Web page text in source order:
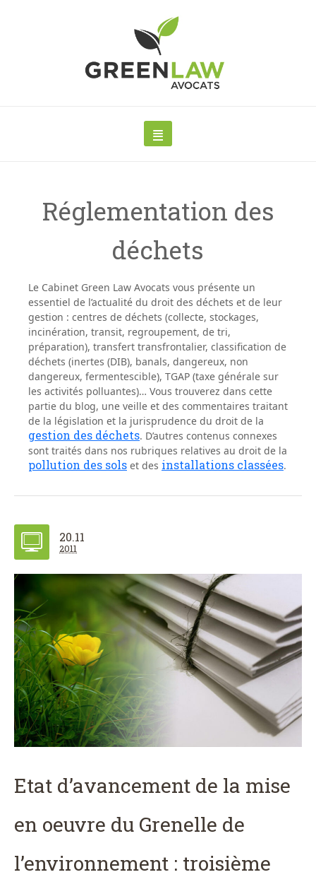
Réglementation des
déchets
Le Cabinet Green Law Avocats vous présente un
essentiel de l’actualité du droit des déchets et de leur
gestion : centres de déchets (collecte, stockages,
incinération, transit, regroupement, de tri,
préparation), transfert transfrontalier, classification de
déchets (inertes (DIB), banals, dangereux, non
dangereux, fermentescible), TGAP (taxe générale sur
les activités polluantes)… Vous trouverez dans cette
partie du blog, une veille et des commentaires traitant
de la législation et la jurisprudence du droit de la
gestion des déchets. D’autres contenus connexes
sont traités dans nos rubriques relatives au droit de la
pollution des sols et des installations classées.
20.11
2011
Etat d’avancement de la mise
en oeuvre du Grenelle de
l’environnement : troisième